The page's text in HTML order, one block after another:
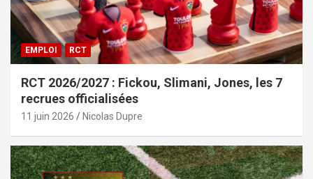
EMPLOI RCT
RCT 2026/2027 : Fickou, Slimani, Jones, les 7
recrues officialisées
11 juin 2026 Nicolas Dupre